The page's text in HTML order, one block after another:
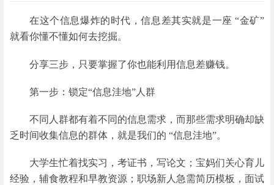
在这个信息爆炸的时代，信息差其实就是一座 “金矿”
就看你懂不懂如何去挖掘。
分享三步，只要掌握了你也能利用信息差赚钱。
第一步：锁定“信息洼地”人群
不同人群都有着不同的信息需求，而那些需求明确却缺
乏时间收集信息的群体，就是我们的 “信息洼地”。
大学生忙着找实习，考证书，写论文；宝妈们关心育儿
经验，辅食教程和早教资源；职场新人急需简历模板，面试